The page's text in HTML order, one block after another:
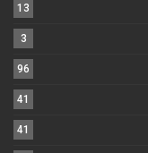
13
3
96
41
41